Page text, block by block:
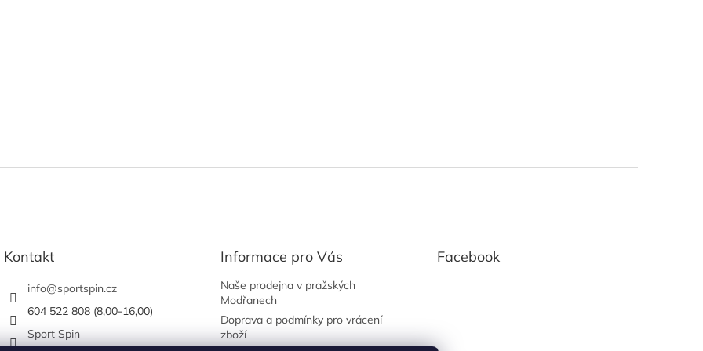
Kontakt
info@sportspin.cz
604 522 808 (8,00-16,00)
Sport Spin
Informace pro Vás
Naše prodejna v pražských
Modřanech
Doprava a podmínky pro vrácení
zboží
Facebook